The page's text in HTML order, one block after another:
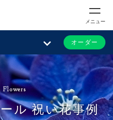
メニュー
オーダー
Flowers
ル 祝い花事例